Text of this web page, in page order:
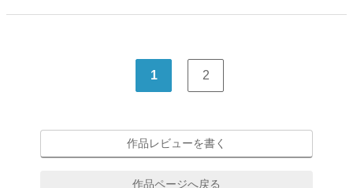
1 2
作品レビューを書く
作品ページへ戻る